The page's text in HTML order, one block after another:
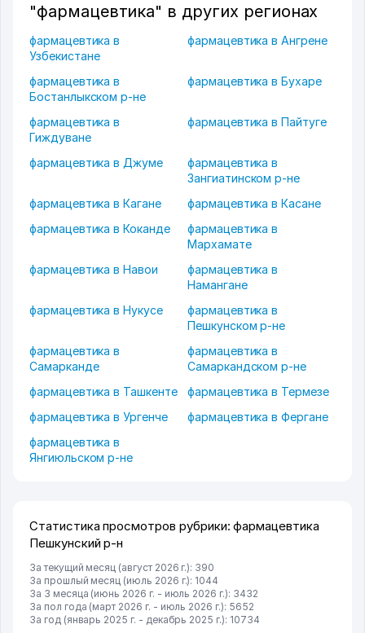
"фармацевтика" в других регионах
фармацевтика в
Узбекистане
фармацевтика в Ангрене
фармацевтика в
Бостанлыкском р-не
фармацевтика в Бухаре
фармацевтика в
Гиждуване
фармацевтика в Пайтуге
фармацевтика в Джуме
фармацевтика в
Зангиатинском р-не
фармацевтика в Кагане
фармацевтика в Касане
фармацевтика в Коканде
фармацевтика в
Мархамате
фармацевтика в Навои
фармацевтика в
Намангане
фармацевтика в Нукусе
фармацевтика в
Пешкунском р-не
фармацевтика в
Самарканде
фармацевтика в
Самаркандском р-не
фармацевтика в Ташкенте
фармацевтика в Термезе
фармацевтика в Ургенче
фармацевтика в Фергане
фармацевтика в
Янгиюльском р-не
Статистика просмотров рубрики: фармацевтика
Пешкунский р-н
За текущий месяц (август 2026 г.): 390
За прошлый месяц (июль 2026 г.): 1044
За 3 месяца (июнь 2026 г. - июль 2026 г.): 3432
За пол года (март 2026 г. - июль 2026 г.): 5652
За год (январь 2025 г. - декабрь 2025 г.): 10734